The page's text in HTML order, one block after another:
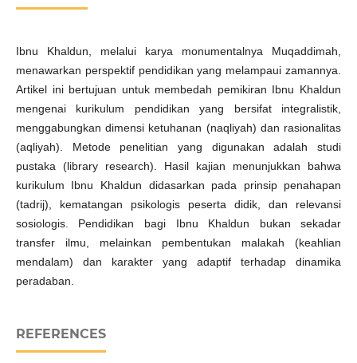
Ibnu Khaldun, melalui karya monumentalnya Muqaddimah,
menawarkan perspektif pendidikan yang melampaui zamannya.
Artikel ini bertujuan untuk membedah pemikiran Ibnu Khaldun
mengenai kurikulum pendidikan yang bersifat integralistik,
menggabungkan dimensi ketuhanan (naqliyah) dan rasionalitas
(aqliyah). Metode penelitian yang digunakan adalah studi
pustaka (library research). Hasil kajian menunjukkan bahwa
kurikulum Ibnu Khaldun didasarkan pada prinsip penahapan
(tadrij), kematangan psikologis peserta didik, dan relevansi
sosiologis. Pendidikan bagi Ibnu Khaldun bukan sekadar
transfer ilmu, melainkan pembentukan malakah (keahlian
mendalam) dan karakter yang adaptif terhadap dinamika
peradaban.
REFERENCES